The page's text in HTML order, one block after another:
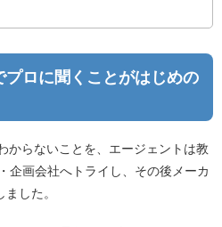
ロに聞くことがはじめの
からないことを、エージェントは教
企画会社へトライし、その後メーカ
した。